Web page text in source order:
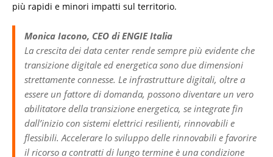
più rapidi e minori impatti sul territorio.
Monica Iacono, CEO di ENGIE Italia
La crescita dei data center rende sempre più evidente che
transizione digitale ed energetica sono due dimensioni
strettamente connesse. Le infrastrutture digitali, oltre a
essere un fattore di domanda, possono diventare un vero
abilitatore della transizione energetica, se integrate fin
dall’inizio con sistemi elettrici resilienti, rinnovabili e
flessibili. Accelerare lo sviluppo delle rinnovabili e favorire
il ricorso a contratti di lungo termine è una condizione